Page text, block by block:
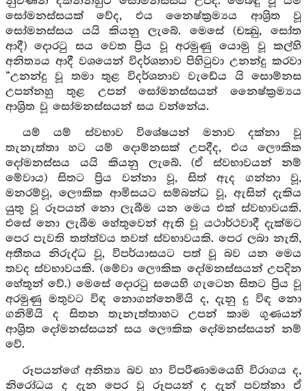
සෝමනස්සයක් වේද, එය නෛෂ්ක්‍රම්‍යය ආශ්‍රිත වූ
සෝමනස්සය යයි කියනු ලැබේ. මෙසේ (චක්‍ඛු, සෝත
ආදී) දොරටු සය වෙත ප්‍රිය වූ අරමුණු යොමු වූ කල්හි
අනිත්‍යය ආදී වශයෙන් විදර්ශනාව පිහිටුවා උනන්දු කරවා
“උනන්දු වූ තමා තුළ විදර්ශනාව වැඩේය යි සොම්නස
උපන්නහු තුළ උපන් සෝමනස්සයන් නෛෂ්ක්‍රම්‍යය
ආශ්‍රිත වූ සෝමනස්සයන් සය වන්නේය.
යම් යම් ස්වභාව විශේෂයන් මනාව දක්නා වූ
තැනැත්තා හට යම් දොම්නසක් උපදීද, එය ලෞකික
දෝමනස්සය යයි කියනු ලැබේ. (ඒ ස්වභාවයන් නම්
මේවාය) සිතට ප්‍රිය වන්නා වූ, සිත් ඇද ගන්නා වූ,
මනරම්වූ, ලෞකික ආමිසයට සම්බන්ධ වූ, ඇසින් දැකිය
යුතු වූ රූපයන් නො ලැබීම යන මෙය එක් ස්වභාවයකි.
එසේ නො ලැබීම හේතුවෙන් ඇති වූ යථාර්ථවාදී දැක්මට
පෙර පැවති තත්ත්වය තවත් ස්වභාවයකි. පෙර ලබා නැති,
අතීතය නිරුද්ධ වූ, විපර්යාසයට පත් වූ බව යන මෙය
තවද ස්වභාවයකි. (මේවා ලෞකික දෝමනස්සයන් උපදින
හේතූන් වේ.) මෙසේ දොරටු සයෙහි ගැටෙන සිතට ප්‍රිය වූ
අරමුණු මතුවට විඳ නොගන්නෙමියි ද, දැනු දු විඳ නො
ගනිමියි ද සිතන තැනැත්තාහට උපන් කාම ගුණයන්
ආශ්‍රිත දෝමනස්සයන් සය ලෞකික දෝමනස්සයන් නම්
වේ.
රූපයන්ගේ අනිත්‍ය බව හා විපරිණාමයෙහි විරාගය ද,
නිරෝධය ද දැන පෙර වූ රූපයන් ද දැන් පවත්නා ඒ